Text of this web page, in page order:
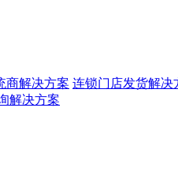
商解决方案 连锁门店发货解决
解决方案